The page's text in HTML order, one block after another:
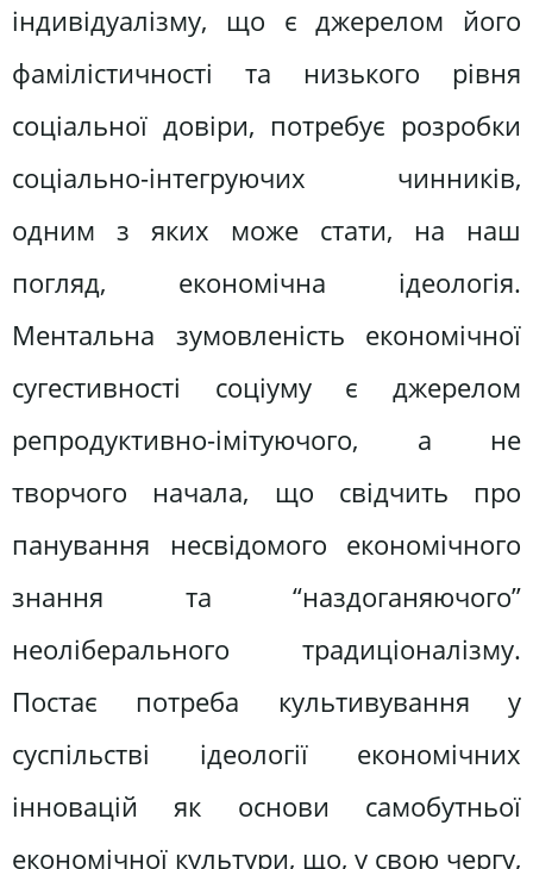
індивідуалізму, що є джерелом його
фамілістичності та низького рівня
соціальної довіри, потребує розробки
соціально-інтегруючих чинників,
одним з яких може стати, на наш
погляд, економічна ідеологія.
Ментальна зумовленість економічної
сугестивності соціуму є джерелом
репродуктивно-імітуючого, а не
творчого начала, що свідчить про
панування несвідомого економічного
знання та “наздоганяючого”
неоліберального традиціоналізму.
Постає потреба культивування у
суспільстві ідеології економічних
інновацій як основи самобутньої
економічної культури, що, у свою чергу,